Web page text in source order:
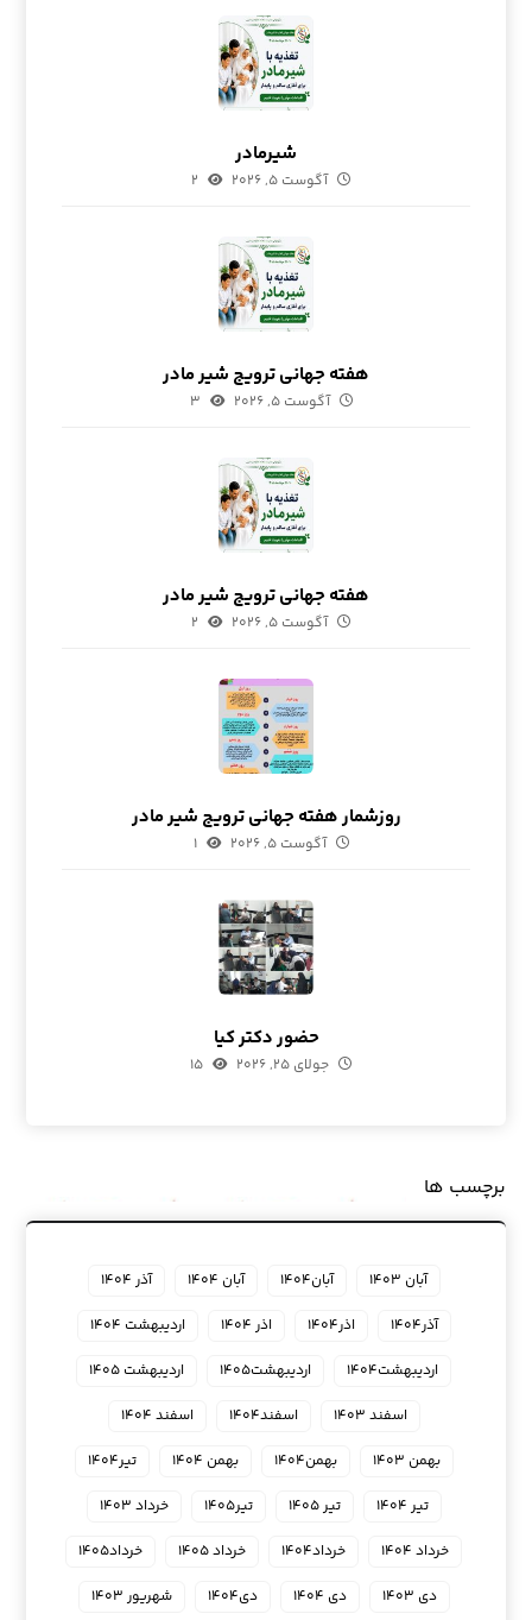
شیرمادر
آگوست ۵, ۲۰۲۶ ۲
هفته جهانی ترویج شیر مادر
آگوست ۵, ۲۰۲۶ ۳
هفته جهانی ترویج شیر مادر
آگوست ۵, ۲۰۲۶ ۲
روزشمار هفته جهانی ترویج شیر مادر
آگوست ۵, ۲۰۲۶ ۱
حضور دکتر کیا
جولای ۲۵, ۲۰۲۶ ۱۵
برچسب ها
آبان ۱۴۰۳ آبان۱۴۰۴ آبان ۱۴۰۴
آذر ۱۴۰۴
آذر۱۴۰۴
اذر۱۴۰۴ اذر ۱۴۰۴
اردیبهشت ۱۴۰۴
اردیبهشت۱۴۰۴
اردیبهشت۱۴۰۵
اردیبهشت ۱۴۰۵
اسفند ۱۴۰۳
اسفند۱۴۰۴
اسفند ۱۴۰۴
بهمن ۱۴۰۳
بهمن۱۴۰۴ بهمن ۱۴۰۴
تیر۱۴۰۴
تیر ۱۴۰۴
تیر ۱۴۰۵ تیر۱۴۰۵
خرداد ۱۴۰۳
خرداد ۱۴۰۴
خرداد۱۴۰۴ خرداد ۱۴۰۵
خرداد۱۴۰۵
دی ۱۴۰۳
دی ۱۴۰۴ دی۱۴۰۴ شهریور ۱۴۰۳